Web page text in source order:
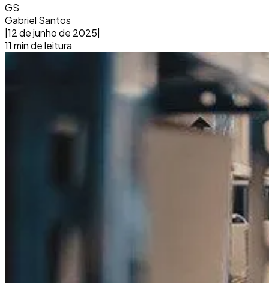
GS
Gabriel Santos
|12 de junho de 2025|
11 min de leitura